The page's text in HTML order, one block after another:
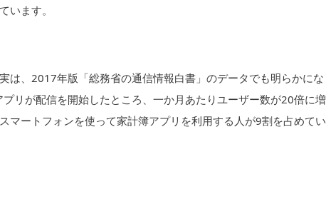
います。
は、2017年版「総務省の通信情報白書」のデータでも明らかにな
リが配信を開始したところ、一か月あたりユーザー数が20倍に増
マートフォンを使って家計簿アプリを利用する人が9割を占めてい